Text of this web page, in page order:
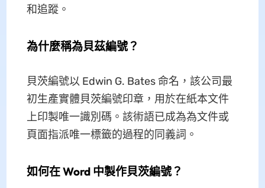
和追蹤。
為什麼稱為貝茲編號？
貝茨編號以 Edwin G. Bates 命名，該公司最
初生產實體貝茨編號印章，用於在紙本文件
上印製唯一識別碼。該術語已成為為文件或
頁面指派唯一標籤的過程的同義詞。
如何在 Word 中製作貝茨編號？